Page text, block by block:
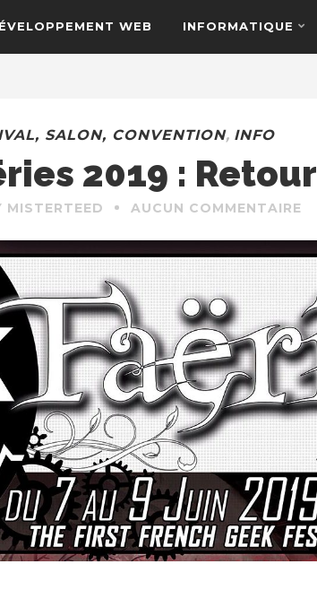
WEB INFORMATIQUE
SALON, CONVENTION, INFO
2019 : Retour
MISTERTEED AUCUN COMMENTAIRE